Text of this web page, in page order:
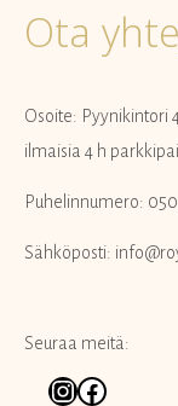
Ota
Osoite: Pyynikintori
ilmaisia 4 h
Puhelinnumero: 050
Sähköposti:
Seuraa meitä:
Instagram
Facebook